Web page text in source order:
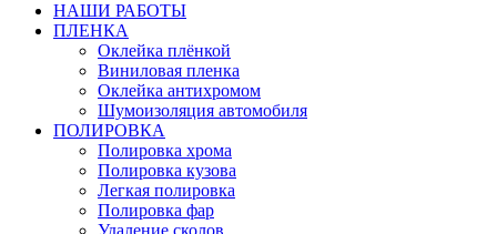
НАШИ РАБОТЫ
ПЛЕНКА
Оклейка плёнкой
Виниловая пленка
Оклейка антихромом
Шумоизоляция автомобиля
ПОЛИРОВКА
Полировка хрома
Полировка кузова
Легкая полировка
Полировка фар
Удаление сколов